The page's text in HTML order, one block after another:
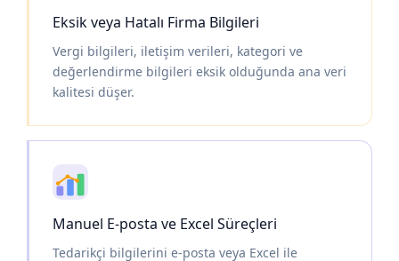
Eksik veya Hatalı Firma Bilgileri
Vergi bilgileri, iletişim verileri, kategori ve
değerlendirme bilgileri eksik olduğunda ana veri
kalitesi düşer.
Manuel E-posta ve Excel Süreçleri
Tedarikçi bilgilerini e-posta veya Excel ile